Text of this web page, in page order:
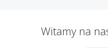
Witamy na